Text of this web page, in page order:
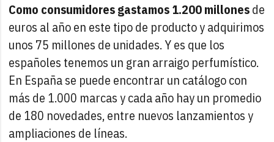
Como consumidores gastamos 1.200 millonesde
euros al año en este tipo de producto y adquirimos
unos 75 millones de unidades. Y es que los
españoles tenemos un gran arraigo perfumístico.
En España se puede encontrar un catálogo con
más de 1.000 marcas y cada año hay un promedio
de 180 novedades, entre nuevos lanzamientos y
ampliaciones de líneas.